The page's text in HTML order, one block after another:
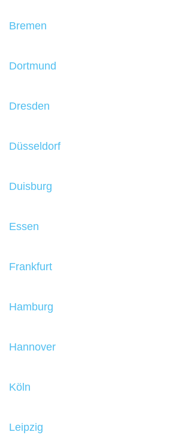
Bremen
Dortmund
Dresden
Düsseldorf
Duisburg
Essen
Frankfurt
Hamburg
Hannover
Köln
Leipzig